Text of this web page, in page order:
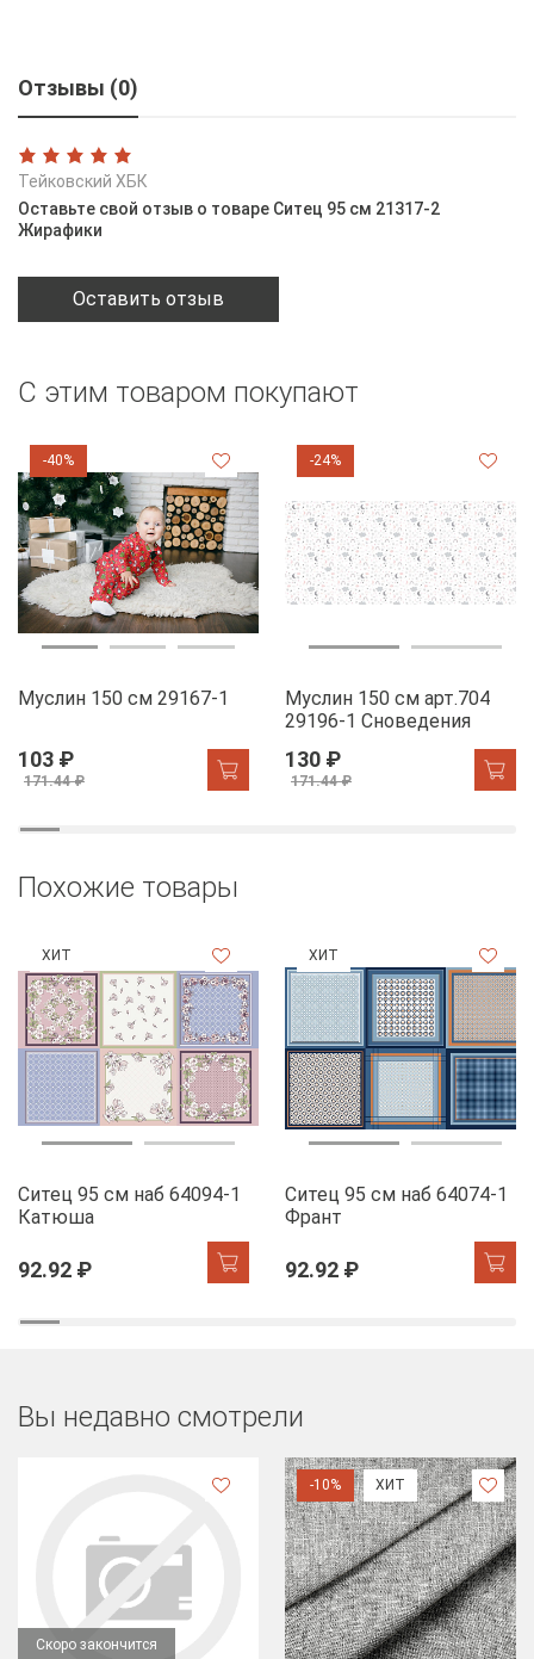
Отзывы (0)
Тейковский ХБК
Оставьте свой отзыв о товаре Ситец 95 см 21317-2
Жирафики
Оставить отзыв
С этим товаром покупают
-40%
Муслин 150 см 29167-1
103 ₽
171.44 ₽
-24%
Муслин 150 см арт.704
29196-1 Сноведения
130 ₽
171.44 ₽
Похожие товары
ХИТ
Ситец 95 см наб 64094-1
Катюша
92.92 ₽
ХИТ
Ситец 95 см наб 64074-1
Франт
92.92 ₽
Вы недавно смотрели
Скоро закончится
-10% ХИТ